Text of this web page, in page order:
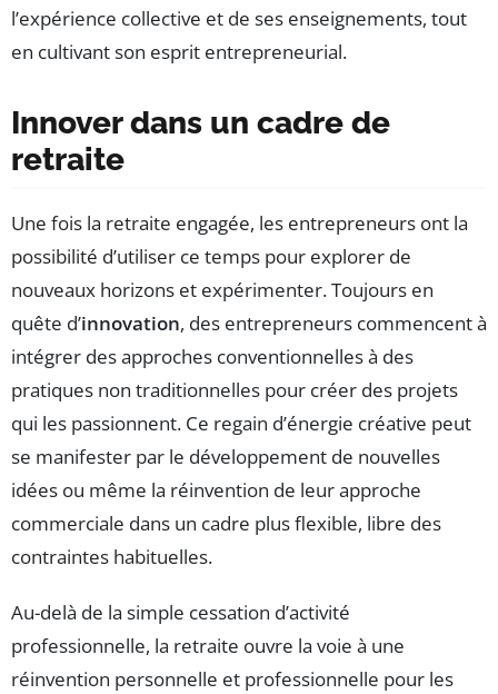
l’expérience collective et de ses enseignements, tout
en cultivant son esprit entrepreneurial.
Innover dans un cadre de
retraite
Une fois la retraite engagée, les entrepreneurs ont la
possibilité d’utiliser ce temps pour explorer de
nouveaux horizons et expérimenter. Toujours en
quête d’innovation, des entrepreneurs commencent à
intégrer des approches conventionnelles à des
pratiques non traditionnelles pour créer des projets
qui les passionnent. Ce regain d’énergie créative peut
se manifester par le développement de nouvelles
idées ou même la réinvention de leur approche
commerciale dans un cadre plus flexible, libre des
contraintes habituelles.
Au-delà de la simple cessation d’activité
professionnelle, la retraite ouvre la voie à une
réinvention personnelle et professionnelle pour les